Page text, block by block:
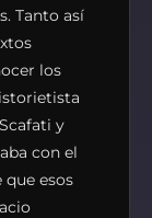
Tanto así
los
y
con el
esos